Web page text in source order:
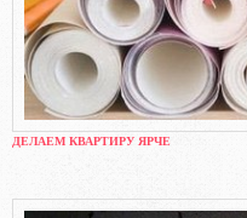
ДЕЛАЕМ КВАРТИРУ ЯРЧЕ